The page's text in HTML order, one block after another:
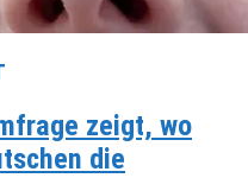
zeigt, wo
die